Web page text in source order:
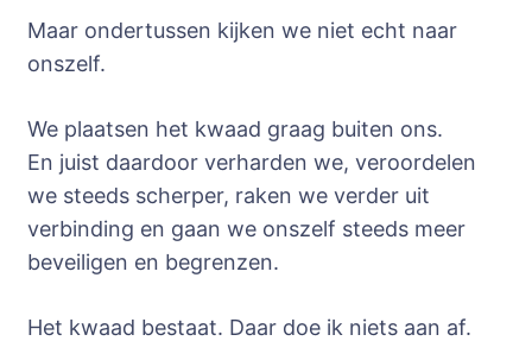
Maar ondertussen kijken we niet echt naar
onszelf.
We plaatsen het kwaad graag buiten ons.
En juist daardoor verharden we, veroordelen
we steeds scherper, raken we verder uit
verbinding en gaan we onszelf steeds meer
beveiligen en begrenzen.
Het kwaad bestaat. Daar doe ik niets aan af.